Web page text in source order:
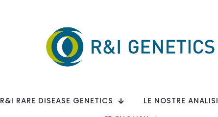
R&I RARE DISEASE GENETICS LE NOSTRE ANALISI